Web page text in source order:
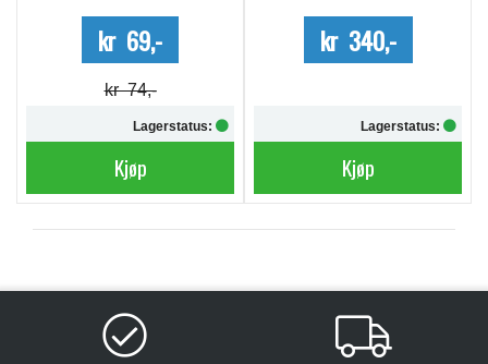
kr 69,-
kr 74,-
Lagerstatus:
Kjøp
kr 340,-
Lagerstatus:
Kjøp